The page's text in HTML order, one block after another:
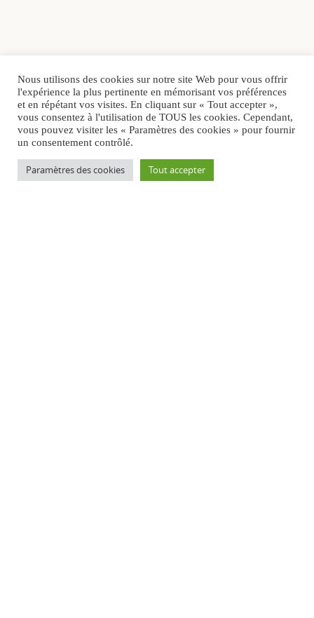
Nous utilisons des cookies sur notre site Web pour vous offrir
l'expérience la plus pertinente en mémorisant vos préférences
et en répétant vos visites. En cliquant sur « Tout accepter »,
vous consentez à l'utilisation de TOUS les cookies. Cependant,
vous pouvez visiter les « Paramètres des cookies » pour fournir
un consentement contrôlé.
Paramètres des cookies Tout accepter